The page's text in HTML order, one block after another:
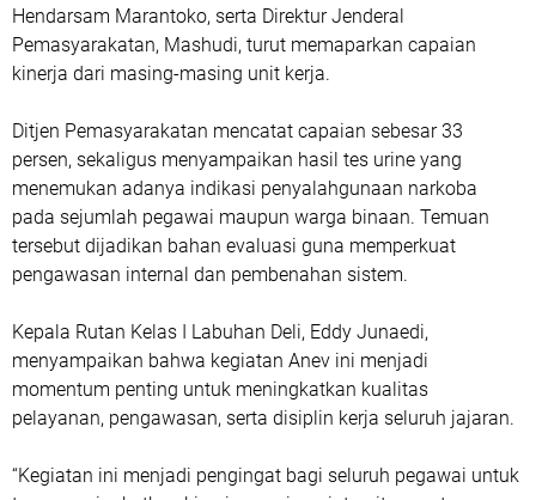
Hendarsam Marantoko, serta Direktur Jenderal
Pemasyarakatan, Mashudi, turut memaparkan capaian
kinerja dari masing-masing unit kerja.
Ditjen Pemasyarakatan mencatat capaian sebesar 33
persen, sekaligus menyampaikan hasil tes urine yang
menemukan adanya indikasi penyalahgunaan narkoba
pada sejumlah pegawai maupun warga binaan. Temuan
tersebut dijadikan bahan evaluasi guna memperkuat
pengawasan internal dan pembenahan sistem.
Kepala Rutan Kelas I Labuhan Deli, Eddy Junaedi,
menyampaikan bahwa kegiatan Anev ini menjadi
momentum penting untuk meningkatkan kualitas
pelayanan, pengawasan, serta disiplin kerja seluruh jajaran.
“Kegiatan ini menjadi pengingat bagi seluruh pegawai untuk